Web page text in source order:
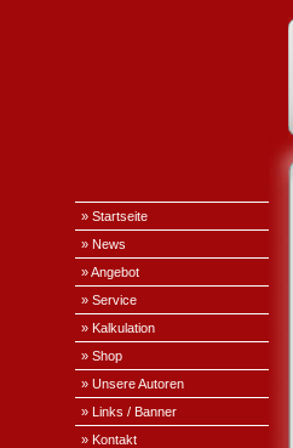
» Startseite
» News
» Angebot
» Service
» Kalkulation
» Shop
» Unsere Autoren
» Links / Banner
» Kontakt